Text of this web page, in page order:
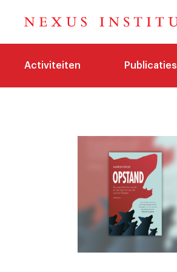
Activiteiten Publicaties